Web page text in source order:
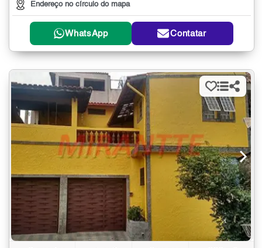
Endereço no círculo do mapa
WhatsApp Contatar